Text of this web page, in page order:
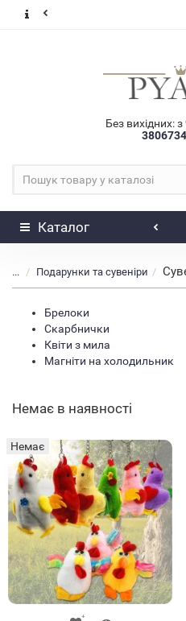
Без вихідних:
Каталог
... Подарунки та сувеніри
Брелоки
Скарбнички
Квіти з мила
Магніти на холодильник
Немає в наявності
Немає